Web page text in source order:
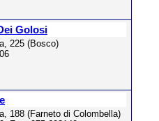
Golosi
225 (Bosco)
188 (Farneto di Colombella)